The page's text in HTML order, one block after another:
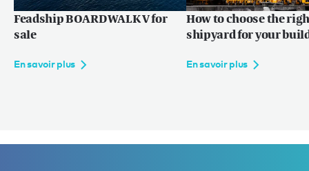
Feadship BOARDWALK V for
sale
En savoir plus
How to choose the
shipyard for your
En savoir plus